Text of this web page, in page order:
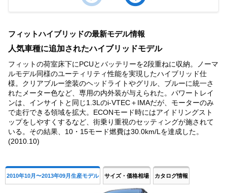
of
フィットハイブリッドの最新モデル情報
人気車種に追加されたハイブリッドモデル
フィットの荷室床下にPCUとバッテリーを2段重ねに収納。ノーマ
ルモデル同様のユーティリティ性能を実現したハイブリッド仕
様。クリアブルー塗装のヘッドライトやグリル、ブルーに統一さ
れたメーター色など、専用の内外装が与えられた。パワートレイ
ンは、インサイトと同じ1.3Lのi-VTEC＋IMAだが、モーターのみ
で走行できる領域を拡大。ECONモード時にはアイドリングスト
ップをしやすくするなど、街乗り重視のセッティングが施されて
いる。その結果、10・15モード燃費は30.0km/Lを達成した。
(2010.10)
2010年10月〜2013年09月生産モデル サイズ・価格相場 カタログ情報